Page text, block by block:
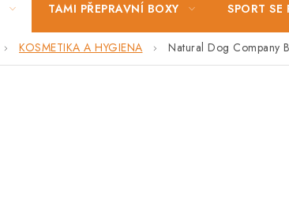
TAMI PŘEPRAVNÍ BOXY SPORT SE
KOSMETIKA A HYGIENA Natural Dog Company